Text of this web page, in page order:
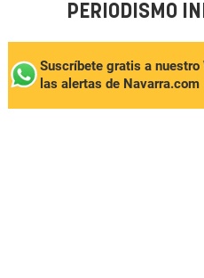
PERIODISMO
Suscríbete gratis a nuestro
las alertas de Navarra.com